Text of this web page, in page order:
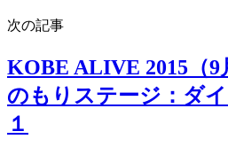
次の記事
KOBE ALIVE 2015（9
のもりステージ：ダ
１